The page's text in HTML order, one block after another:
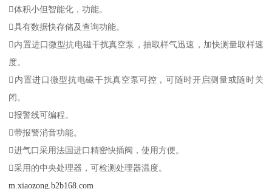
体积小但智能化，功能。
具有数据快存储及查询功能。
内置进口微型抗电磁干扰真空泵，抽取样气迅速，加快测量取样速
度。
内置进口微型抗电磁干扰真空泵可控，可随时开启测量或随时关
闭。
报警线可编程。
带报警消音功能。
进气口采用法国进口精密快插阀，使用方便。
采用的中央处理器，可检测处理器温度。
m.xiaozong.b2b168.com